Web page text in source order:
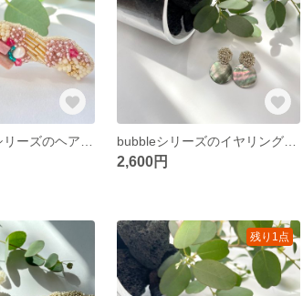
bubbleシリーズのイヤリング/ビーズ刺繍アクセサリー/ビーズアクセサリー/イヤリング/シェル/マリンスタイル/イベント/海/夏イヤリング/ピアス
2,600円
残り1点